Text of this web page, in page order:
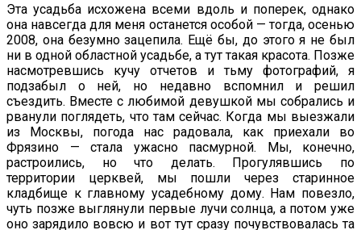
Эта усадьба исхожена всеми вдоль и поперек, однако
она навсегда для меня останется особой — тогда, осенью
2008, она безумно зацепила. Ещё бы, до этого я не был
ни в одной областной усадьбе, а тут такая красота. Позже
насмотревшись кучу отчетов и тьму фотографий, я
подзабыл о ней, но недавно вспомнил и решил
съездить. Вместе с любимой девушкой мы собрались и
рванули поглядеть, что там сейчас. Когда мы выезжали
из Москвы, погода нас радовала, как приехали во
Фрязино — стала ужасно пасмурной. Мы, конечно,
растроились, но что делать. Прогулявшись по
территории церквей, мы пошли через старинное
кладбище к главному усадебному дому. Нам повезло,
чуть позже выглянули первые лучи солнца, а потом уже
оно зарядило вовсю и вот тут сразу почувствовалась та